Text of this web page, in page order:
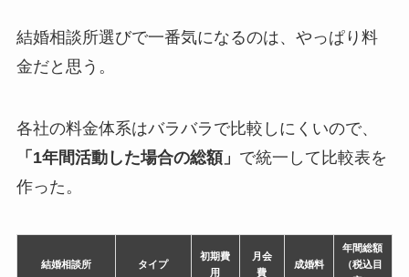
結婚相談所選びで一番気になるのは、やっぱり料
金だと思う。
各社の料金体系はバラバラで比較しにくいので、
「1年間活動した場合の総額」 で統一して比較表を
作った。
結婚相談所 タイプ
初期費
用
月会
費
成婚料
年間総額
（税込目